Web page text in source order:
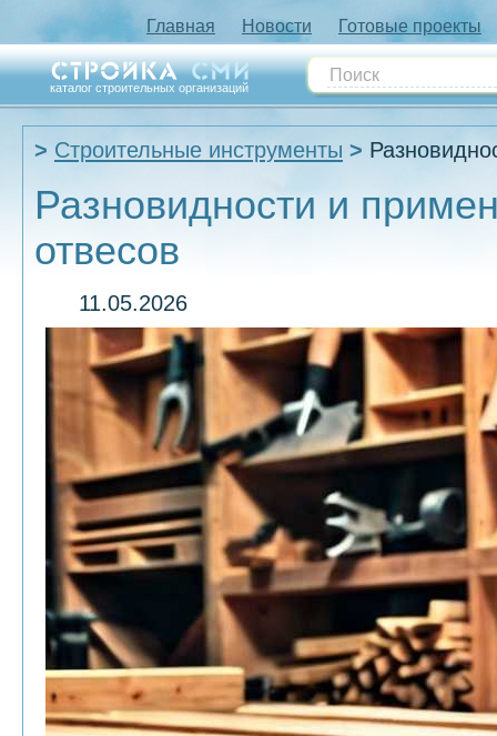
Главная Новости Готовые проекты
каталог строительных организаций
Строительные инструменты
Разновидности и
отвесов
11.05.2026